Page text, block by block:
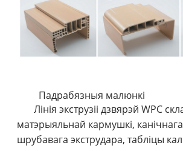
Падрабязныя малюнкі
Лінія экструзіі дзвярэй WPC
матэрыяльнай кармушкі,
шрубавага экструдара, табліцы